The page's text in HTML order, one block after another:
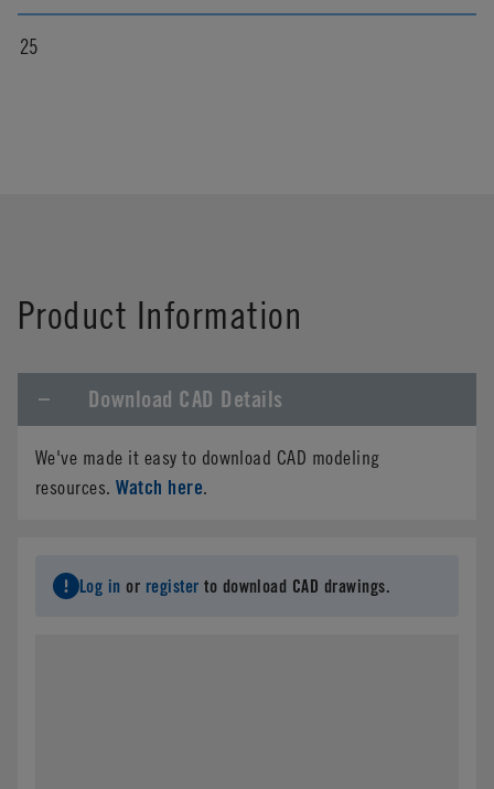
25
Product Information
Download CAD Details
We've made it easy to download CAD modeling
resources.Watch here.
Log in or register to download CAD drawings.